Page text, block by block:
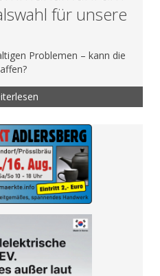
für unsere
Problemen – kann die